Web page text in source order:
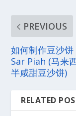
PREVIOUS
如何制作豆沙饼
Sar Piah (马来
半咸甜豆沙饼)
RELATED